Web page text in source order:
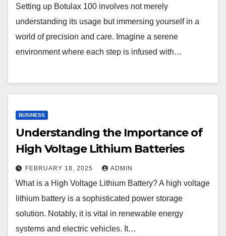
Setting up Botulax 100 involves not merely
understanding its usage but immersing yourself in a
world of precision and care. Imagine a serene
environment where each step is infused with…
BUSINESS
Understanding the Importance of
High Voltage Lithium Batteries
FEBRUARY 18, 2025 ADMIN
What is a High Voltage Lithium Battery? A high voltage
lithium battery is a sophisticated power storage
solution. Notably, it is vital in renewable energy
systems and electric vehicles. It…